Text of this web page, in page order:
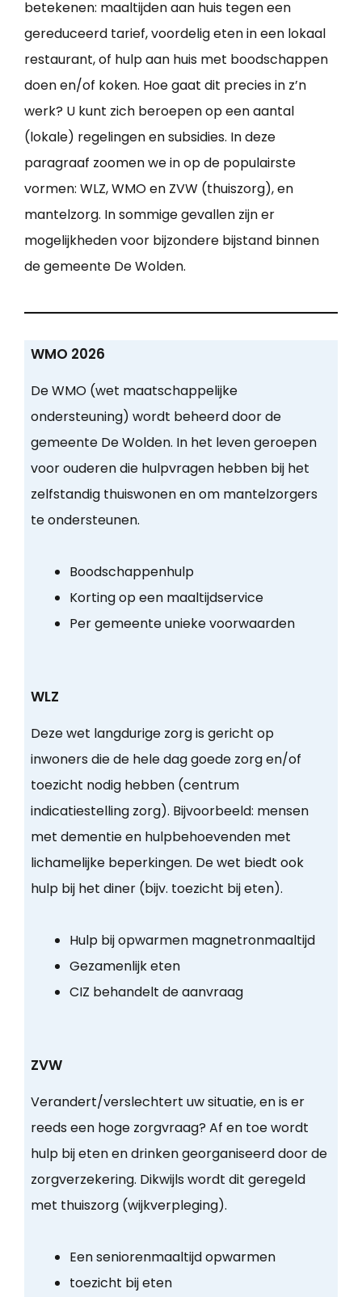
betekenen: maaltijden aan huis tegen een
gereduceerd tarief, voordelig eten in een lokaal
restaurant, of hulp aan huis met boodschappen
doen en/of koken. Hoe gaat dit precies in z’n
werk? U kunt zich beroepen op een aantal
(lokale) regelingen en subsidies. In deze
paragraaf zoomen we in op de populairste
vormen: WLZ, WMO en ZVW (thuiszorg), en
mantelzorg. In sommige gevallen zijn er
mogelijkheden voor bijzondere bijstand binnen
de gemeente De Wolden.
WMO 2026
De WMO (wet maatschappelijke
ondersteuning) wordt beheerd door de
gemeente De Wolden. In het leven geroepen
voor ouderen die hulpvragen hebben bij het
zelfstandig thuiswonen en om mantelzorgers
te ondersteunen.
Boodschappenhulp
Korting op een maaltijdservice
Per gemeente unieke voorwaarden
WLZ
Deze wet langdurige zorg is gericht op
inwoners die de hele dag goede zorg en/of
toezicht nodig hebben (centrum
indicatiestelling zorg). Bijvoorbeeld: mensen
met dementie en hulpbehoevenden met
lichamelijke beperkingen. De wet biedt ook
hulp bij het diner (bijv. toezicht bij eten).
Hulp bij opwarmen magnetronmaaltijd
Gezamenlijk eten
CIZ behandelt de aanvraag
ZVW
Verandert/verslechtert uw situatie, en is er
reeds een hoge zorgvraag? Af en toe wordt
hulp bij eten en drinken georganiseerd door de
zorgverzekering. Dikwijls wordt dit geregeld
met thuiszorg (wijkverpleging).
Een seniorenmaaltijd opwarmen
toezicht bij eten